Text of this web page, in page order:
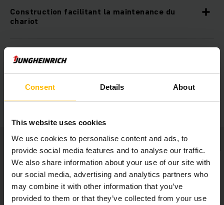
Consent Details About
This website uses cookies
We use cookies to personalise content and ads, to
provide social media features and to analyse our traffic.
We also share information about your use of our site with
our social media, advertising and analytics partners who
may combine it with other information that you’ve
provided to them or that they’ve collected from your use
Construction facilitant la maintenance du
chariot
Espaces pratiques de rangement
Équipements additionnels